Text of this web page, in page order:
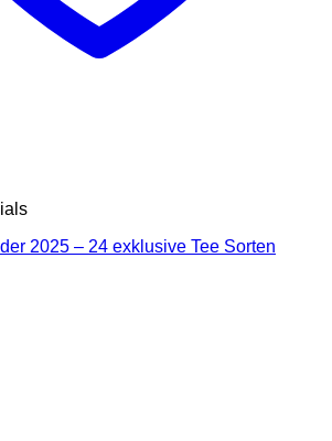
2025 – 24 exklusive Tee Sorten